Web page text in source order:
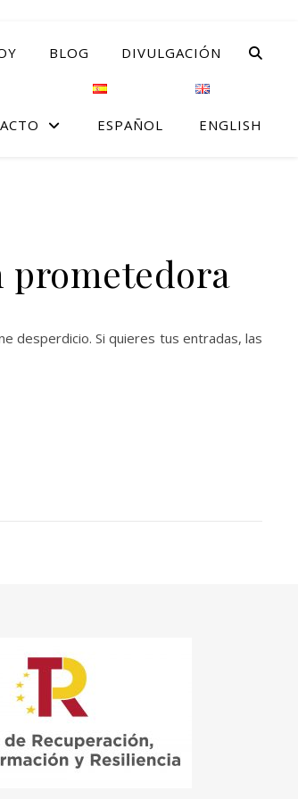
BLOG DIVULGACIÓN
ESPAÑOL ENGLISH
prometedora
desperdicio. Si quieres tus entradas, las